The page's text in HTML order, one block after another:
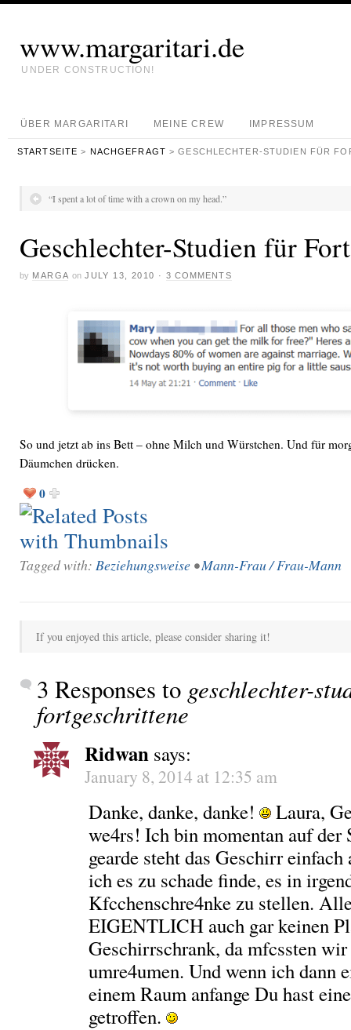
www.margaritari.de
UNDER CONSTRUCTION!
ÜBER MARGARITARI MEINE CREW IMPRESSUM
STARTSEITE > NACHGEFRAGT > GESCHLECHTER-STUDIEN FÜR
“I spent a lot of time with a crown on my head.”
Geschlechter-Studien für
by MARGA on JULY 13, 2010 · 3 COMMENTS
So und jetzt ab ins Bett – ohne Milch und Würstchen. Und für
Däumchen drücken.
0
Tagged with: Beziehungsweise •Mann-Frau / Frau-Mann
If you enjoyed this article, please consider sharing it!
3 Responses to geschlechter-
fortgeschrittene
Ridwan says:
January 8, 2014 at 12:35 am
Danke, danke, danke!
Laura,
we4rs! Ich bin momentan auf der
gearde steht das Geschirr
ich es zu schade finde, es in
Kfcchenschre4nke zu stellen.
EIGENTLICH auch gar keinen
Geschirrschrank, da mfcssten
umre4umen. Und wenn ich dann
einem Raum anfange Du hast
getroffen.